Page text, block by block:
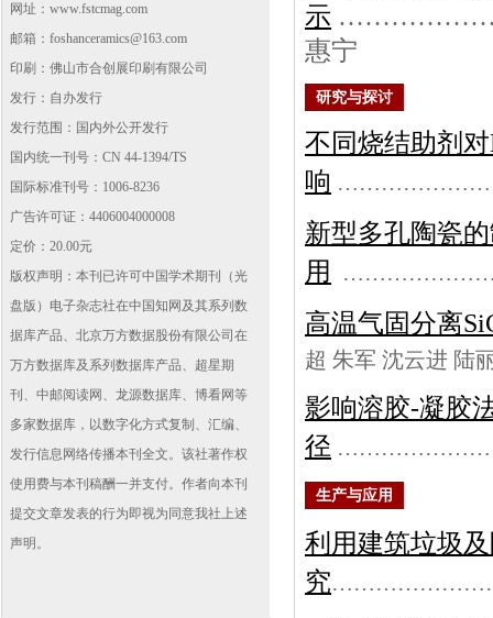
网址： www.fstcmag.com
邮箱：foshanceramics@163.com
印刷：佛山市合创展印刷有限公司
发行：自办发行
发行范围：国内外公开发行
国内统一刊号：CN 44-1394/TS
国际标准刊号：1006-8236
广告许可证：4406004000008
定价：20.00元
版权声明：本刊已许可中国学术期刊（光
盘版）电子杂志社在中国知网及其系列数
据库产品、北京万方数据股份有限公司在
万方数据库及系列数据库产品、超星期
刊、中邮阅读网、龙源数据库、博看网等
多家数据库，以数字化方式复制、汇编、
发行信息网络传播本刊全文。该社著作权
使用费与本刊稿酬一并支付。作者向本刊
提交文章发表的行为即视为同意我社上述
声明。
示
惠宁
研究与探讨
不同烧结助剂
响
新型多孔陶瓷
用
高温气固分离
超 朱军 沈云进 陆
影响溶胶-凝胶
径
生产与应用
利用建筑垃圾
究